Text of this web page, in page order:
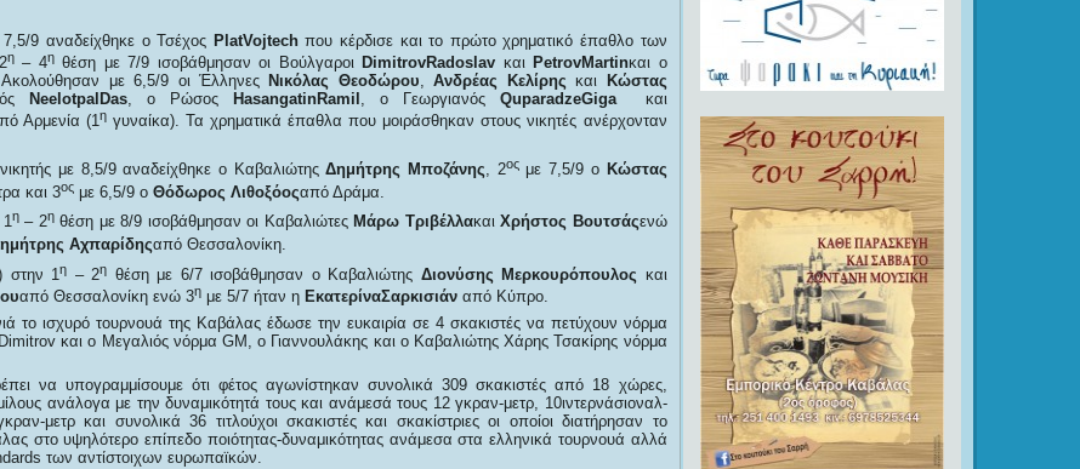
7,5/9 αναδείχθηκε ο Τσέχος PlatVojtechπου κέρδισε και το πρώτο χρηματικό έπαθλο των
η– 4ηθέση με 7/9 ισοβάθμησαν οι Βούλγαροι DimitrovRadoslav και PetrovMartinκαι ο
με 6,5/9 οι Έλληνες Νικόλας Θεοδώρου,Ανδρέας Κελίρης και
Κώστας
NeelotpalDas, ο Ρώσος HasangatinRamil , ο Γεωργιανός QuparadzeGiga
και
Αρμενία (1ηγυναίκα). Τα χρηματικά έπαθλα που μοιράσθηκαν στους νικητές ανέρχονταν
με 8,5/9 αναδείχθηκε ο ΚαβαλιώτηςΔημήτρης Μποζάνης, 2οςμε 7,5/9 ο Κώστας
και 3οςμε 6,5/9 ο Θόδωρος Λιθοξόοςαπό Δράμα.
1η– 2ηθέση με 8/9 ισοβάθμησαν οι Καβαλιώτες Μάρω Τριβέλλακαι Χρήστος Βουτσάςενώ
Αχπαρίδηςαπό Θεσσαλονίκη.
στην 1 η – 2η θέση με 6/7 ισοβάθμησαν ο Καβαλιώτης Διονύσης Μερκουρόπουλος και
από Θεσσαλονίκη ενώ 3ημε 5/7 ήταν η ΕκατερίναΣαρκισιάναπό Κύπρο.
το ισχυρό τουρνουά της Καβάλας έδωσε την ευκαιρία σε 4 σκακιστές να πετύχουν νόρμα
και ο Μεγαλιός νόρμα GM, ο Γιαννουλάκης και ο Καβαλιώτης Χάρης Τσακίρης νόρμα
να υπογραμμίσουμε ότι φέτος αγωνίστηκαν συνολικά 309 σκακιστές από 18 χώρες,
ανάλογα με την δυναμικότητά τους και ανάμεσά τους 12 γκραν-μετρ, 10ιντερνάσιοναλ-
μετρ και συνολικά 36 τιτλούχοι σκακιστές και σκακίστριες οι οποίοι διατήρησαν το
στο υψηλότερο επίπεδο ποιότητας-δυναμικότητας ανάμεσα στα ελληνικά τουρνουά αλλά
των αντίστοιχων ευρωπαϊκών.